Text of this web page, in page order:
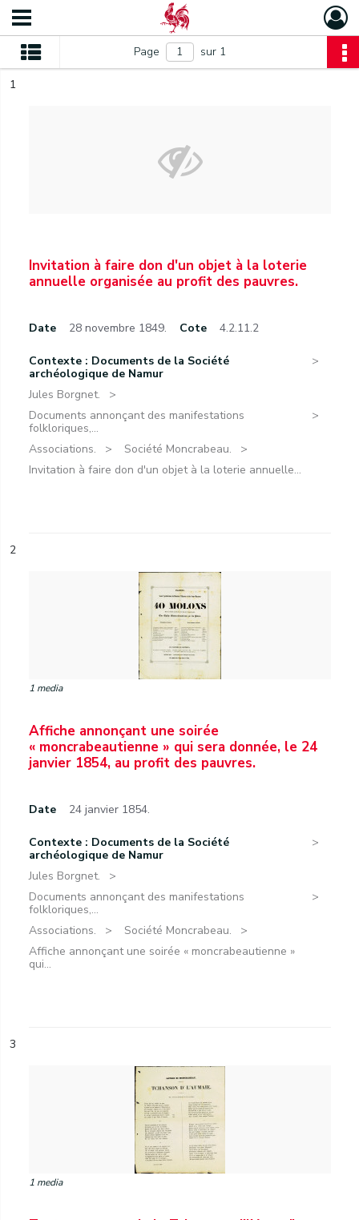
Page sur 1
1
Invitation à faire don d'un objet à la loterie
annuelle organisée au profit des pauvres.
Date 28 novembre 1849. Cote 4.2.11.2
Contexte : Documents de la Société
archéologique de Namur
Jules Borgnet.
Documents annonçant des manifestations
folkloriques,...
Associations.
Société Moncrabeau.
Invitation à faire don d'un objet à la loterie annuelle...
2
1 media
Affiche annonçant une soirée
« moncrabeautienne » qui sera donnée, le 24
janvier 1854, au profit des pauvres.
Date 24 janvier 1854.
Contexte : Documents de la Société
archéologique de Namur
Jules Borgnet.
Documents annonçant des manifestations
folkloriques,...
Associations.
Société Moncrabeau.
Affiche annonçant une soirée « moncrabeautienne »
qui...
3
1 media